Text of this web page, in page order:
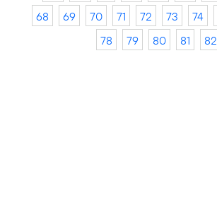
68
69 70 71 72 73 74
78
79 80 81 82